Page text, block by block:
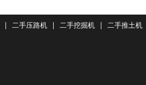
二手压路机 二手挖掘机 二手推土机